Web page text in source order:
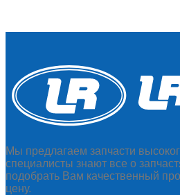
Мы предлагаем запчасти
специалисты знают все о
подобрать Вам качественный
цену.